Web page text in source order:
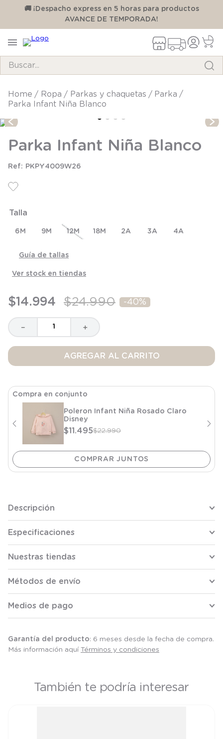
🚚 ¡Despacho express en 5 horas para productos
AVANCE DE TEMPORADA!
ropa parkas y chaquetas
parka
Parka Infant Niña Blanco
Parka Infant Niña Blanco
PKPY4009W26
Talla
6M 9M 12M 18M 2A 3A 4A
Guía de tallas
Ver stock en tiendas
$14.994 $24.990 -40%
＋
－
AGREGAR AL CARRITO
Compra en conjunto
Poleron Infant Niña Rosado Claro
Disney
$11.495$22.990
Descripción
Especificaciones
Nuestras tiendas
Métodos de envío
Medios de pago
Garantía del producto: 6 meses desde la fecha de compra.
Más información aquí Términos y condiciones
También te podría interesar
TÉRMINOS MÁS BUSCADOS
3.
zapatillas
4.
body
7.
8.
saco
saco dormir